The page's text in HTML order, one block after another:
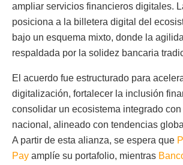
ampliar servicios financieros digitales.
posiciona a la billetera digital del
bajo un esquema mixto, donde la
respaldada por la solidez bancaria
El acuerdo fue estructurado para
digitalización, fortalecer la inclusión
consolidar un ecosistema integrado
nacional, alineado con tendencias
A partir de esta alianza, se espera que
Pay amplíe su portafolio, mientras